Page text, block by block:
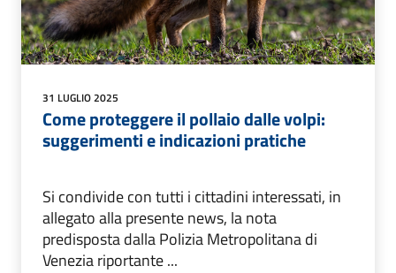
31 LUGLIO 2025
Come proteggere il pollaio dalle volpi:
suggerimenti e indicazioni pratiche
Si condivide con tutti i cittadini interessati, in
allegato alla presente news, la nota
predisposta dalla Polizia Metropolitana di
Venezia riportante ...